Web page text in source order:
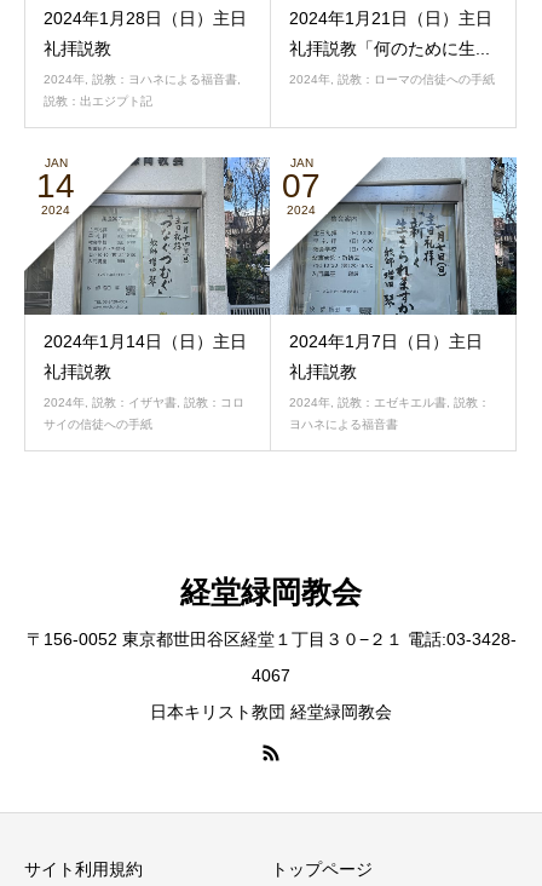
2024年1月28日（日）主日
礼拝説教
2024年, 説教：ヨハネによる福音書,
説教：出エジプト記
2024年1月21日（日）主日
礼拝説教「何のために生...
2024年, 説教：ローマの信徒への手紙
JAN
14
2024
2024年1月14日（日）主日
礼拝説教
2024年 説教：イザヤ書 説教：コロ
サイの信徒への手紙
JAN
07
2024
2024年1月7日（日）主日
礼拝説教
2024年 説教：エゼキエル書 説教：
ヨハネによる福音書
経堂緑岡教会
〒156-0052 東京都世田谷区経堂１丁目３０−２１ 電話:03-3428-
4067
日本キリスト教団 経堂緑岡教会
サイト利用規約 トップページ